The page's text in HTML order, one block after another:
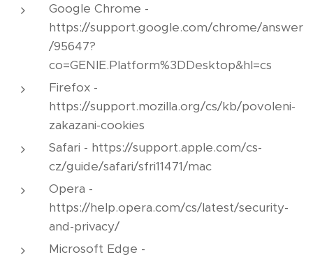
Google Chrome -
https://support.google.com/chrome/answer
/95647?
co=GENIE.Platform%3DDesktop&hl=cs
Firefox -
https://support.mozilla.org/cs/kb/povoleni-
zakazani-cookies
Safari - https://support.apple.com/cs-
cz/guide/safari/sfri11471/mac
Opera -
https://help.opera.com/cs/latest/security-
and-privacy/
Microsoft Edge -